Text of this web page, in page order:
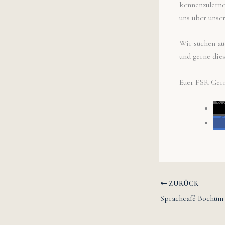
uns über
Wir suchen
und gerne
Euer FSR
ZURÜCK
Sprachcafé